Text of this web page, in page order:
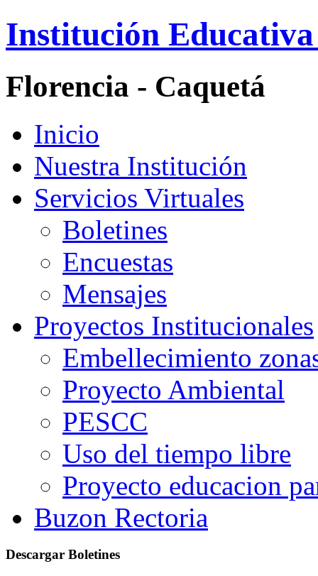
Institución Educativa
Florencia - Caquetá
Inicio
Nuestra Institución
Servicios Virtuales
Boletines
Encuestas
Mensajes
Proyectos Institucionales
Embellecimiento
Proyecto Ambiental
PESCC
Uso del tiempo libre
Proyecto educacion
Buzon Rectoria
Descargar Boletines